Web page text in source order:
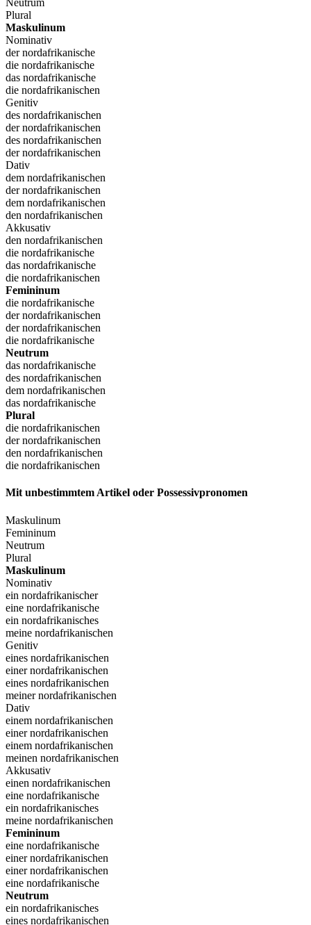
Neutrum
Plural
Maskulinum
Nominativ
der nordafrikanische
die nordafrikanische
das nordafrikanische
die nordafrikanischen
Genitiv
des nordafrikanischen
der nordafrikanischen
des nordafrikanischen
der nordafrikanischen
Dativ
dem nordafrikanischen
der nordafrikanischen
dem nordafrikanischen
den nordafrikanischen
Akkusativ
den nordafrikanischen
die nordafrikanische
das nordafrikanische
die nordafrikanischen
Femininum
die nordafrikanische
der nordafrikanischen
der nordafrikanischen
die nordafrikanische
Neutrum
das nordafrikanische
des nordafrikanischen
dem nordafrikanischen
das nordafrikanische
Plural
die nordafrikanischen
der nordafrikanischen
den nordafrikanischen
die nordafrikanischen
Mit unbestimmtem Artikel oder Possessivpronomen
Maskulinum
Femininum
Neutrum
Plural
Maskulinum
Nominativ
ein nordafrikanischer
eine nordafrikanische
ein nordafrikanisches
meine nordafrikanischen
Genitiv
eines nordafrikanischen
einer nordafrikanischen
eines nordafrikanischen
meiner nordafrikanischen
Dativ
einem nordafrikanischen
einer nordafrikanischen
einem nordafrikanischen
meinen nordafrikanischen
Akkusativ
einen nordafrikanischen
eine nordafrikanische
ein nordafrikanisches
meine nordafrikanischen
Femininum
eine nordafrikanische
einer nordafrikanischen
einer nordafrikanischen
eine nordafrikanische
Neutrum
ein nordafrikanisches
eines nordafrikanischen